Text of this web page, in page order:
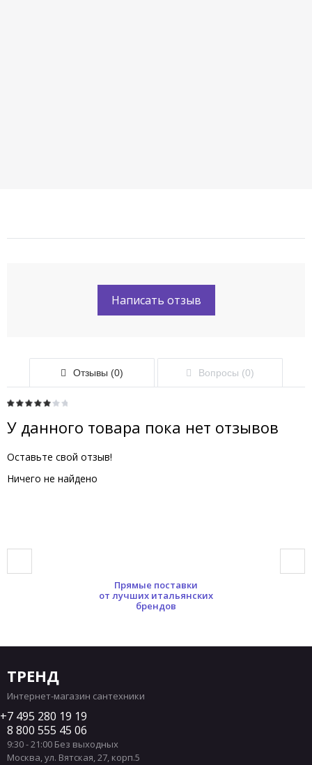
Написать отзыв
Отзывы (0) Вопросы (0)
У данного товара пока нет отзывов
Оставьте свой отзыв!
Ничего не найдено
Прямые поставки
от лучших итальянских
брендов
ТРЕНД
Интернет-магазин сантехники
7 495 280 19 19
8 800 555 45 06
9:30 - 21:00 Без выходных
Москва,ул. Вятская, 27, корп.5